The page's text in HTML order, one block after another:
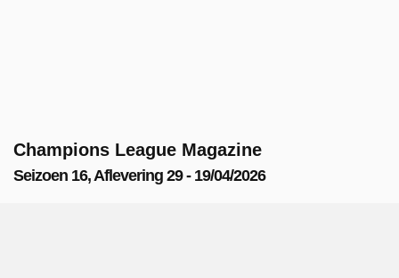
Champions League Magazine
Seizoen 16, Aflevering 29 - 19/04/2026